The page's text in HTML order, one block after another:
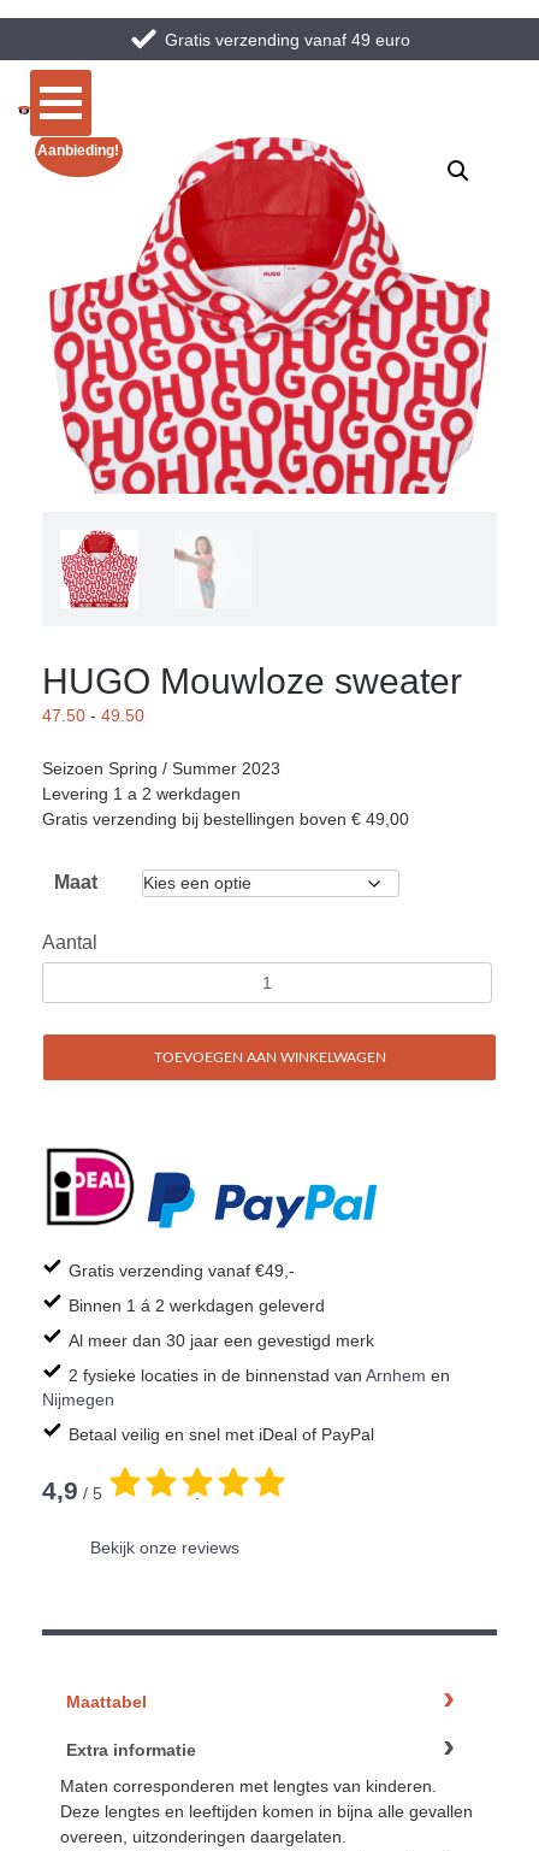
Gratis verzending vanaf 49 euro
Aanbieding!
HUGO Mouwloze sweater
47.50 - 49.50
Seizoen Spring / Summer 2023
Levering 1 a 2 werkdagen
Gratis verzending bij bestellingen boven € 49,00
Maat
Aantal
TOEVOEGEN AAN WINKELWAGEN
Gratis verzending vanaf €49,-
Binnen 1 á 2 werkdagen geleverd
Al meer dan 30 jaar een gevestigd merk
2 fysieke locaties in de binnenstad van Arnhem en
Nijmegen
Betaal veilig en snel met iDeal of PayPal
4,9 / 5 .
Bekijk onze reviews
Maattabel
Extra informatie
Maten corresponderen met lengtes van kinderen.
Deze lengtes en leeftijden komen in bijna alle gevallen
overeen, uitzonderingen daargelaten.